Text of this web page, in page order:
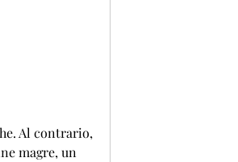
magre, un